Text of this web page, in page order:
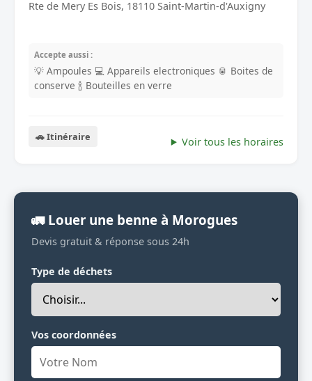
Rte de Mery Es Bois, 18110 Saint-Martin-d'Auxigny
Accepte aussi :
💡 Ampoules 💻 Appareils electroniques 🥫 Boites de
conserve 🍾 Bouteilles en verre
🚗 Itinéraire Voir tous les horaires
🚛 Louer une benne à Morogues
Devis gratuit & réponse sous 24h
Type de déchets
Vos coordonnées